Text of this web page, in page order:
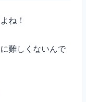
ね！
難しくないんで